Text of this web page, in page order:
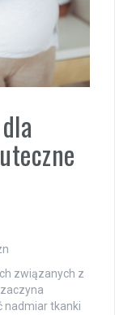
związanych z
nadmiar tkanki